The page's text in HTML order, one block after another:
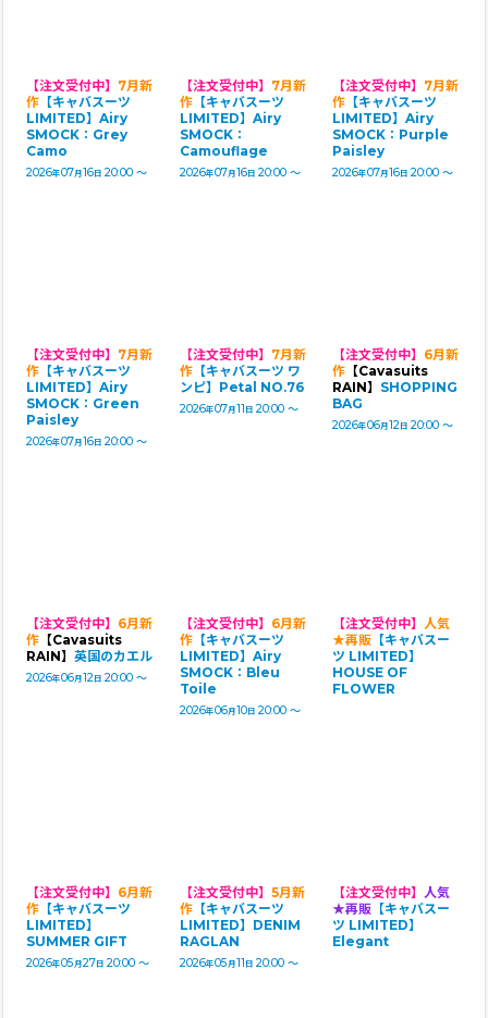
【注文受付中】 7月新
作 【キャバスーツ
LIMITED】Airy
SMOCK：Grey
Camo
2026年07月16日 20:00 ～
【注文受付中】 7月新
作【キャバスーツ
LIMITED】Airy
SMOCK：
Camouflage
2026年07月16日 20:00 ～
【注文受付中】 7月新
作 【キャバスーツ
LIMITED】Airy
SMOCK：Purple
Paisley
2026年07月16日 20:00 ～
【注文受付中】 7月新
作 【キャバスーツ
LIMITED】Airy
SMOCK：Green
Paisley
2026年07月16日 20:00 ～
【注文受付中】 7月新
作【キャバスーツ ワ
ンピ】Petal NO.76
2026年07月11 日 20:00 ～
【注文受付中】 6月新
作 【Cavasuits
RAIN】 SHOPPING
BAG
2026年06月12日 20:00 ～
【注文受付中】 6月新
作 【Cavasuits
RAIN】 英国のカエル
2026年06月12日 20:00 ～
【注文受付中】 6月新
作【キャバスーツ
LIMITED】Airy
SMOCK：Bleu
Toile
2026年06月10日 20:00 ～
【注文受付中】
人気
★再販 【キャバスー
ツ LIMITED】
HOUSE OF
FLOWER
【注文受付中】 6月新
作 【キャバスーツ
LIMITED】
SUMMER GIFT
2026年05 月27日 20:00 ～
【注文受付中】 5月新
作【キャバスーツ
LIMITED】DENIM
RAGLAN
2026年05 月11 日 20:00 ～
【注文受付中】
人気
★再販 【キャバスー
ツ LIMITED】
Elegant